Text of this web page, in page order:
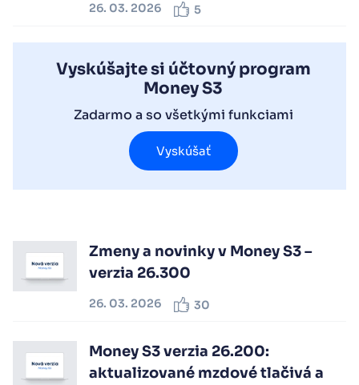
26. 03. 2026 5
Vyskúšajte si účtovný program
Money S3
Zadarmo a so všetkými funkciami
Vyskúšať
Zmeny a novinky v Money S3 –
verzia 26.300
26. 03. 2026 30
Money S3 verzia 26.200:
aktualizované mzdové tlačivá a